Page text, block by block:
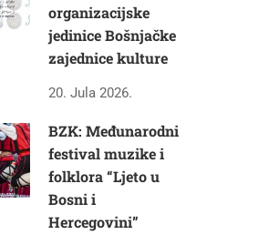
organizacijske
jedinice Bošnjačke
zajednice kulture
20. Jula 2026.
BZK: Međunarodni
festival muzike i
folklora “Ljeto u
Bosni i
Hercegovini”